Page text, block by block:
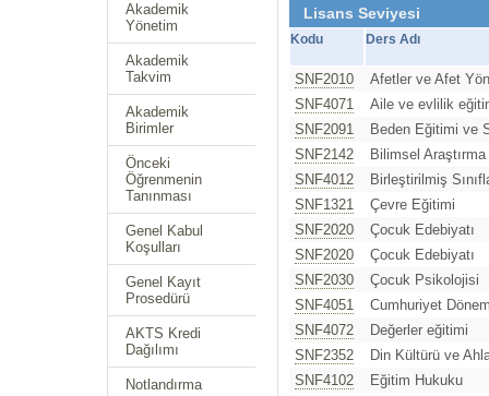
Akademik
Yönetim
Akademik
Takvim
Akademik
Birimler
Önceki
Öğrenmenin
Tanınması
Genel Kabul
Koşulları
Genel Kayıt
Prosedürü
AKTS Kredi
Dağılımı
Notlandırma
Lisans Seviyesi
Kodu Ders Adı
SNF2010
Afetler ve Afet
SNF4071
Aile ve evlilik
SNF2091
Beden Eğitimi ve
SNF2142
Bilimsel
SNF4012
Birleştirilmiş
SNF1321
Çevre Eğitimi
SNF2020
Çocuk Edebiyatı
SNF2020
Çocuk Edebiyatı
SNF2030
Çocuk Psikolojisi
SNF4051
Cumhuriyet
SNF4072
Değerler eğitimi
SNF2352
Din Kültürü ve
SNF4102
Eğitim Hukuku